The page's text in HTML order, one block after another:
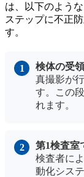
は、以下のよう
ステップに不正
す。
検体の受
真撮影が
す。この
れます。
第1検査室
検査者に
動化シス